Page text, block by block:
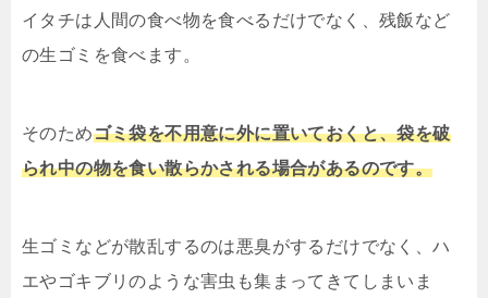
イタチは人間の食べ物を食べるだけでなく、残飯など
の生ゴミを食べます。
そのためゴミ袋を不用意に外に置いておくと、袋を破
られ中の物を食い散らかされる場合があるのです。
生ゴミなどが散乱するのは悪臭がするだけでなく、ハ
エやゴキブリのような害虫も集まってきてしまいま